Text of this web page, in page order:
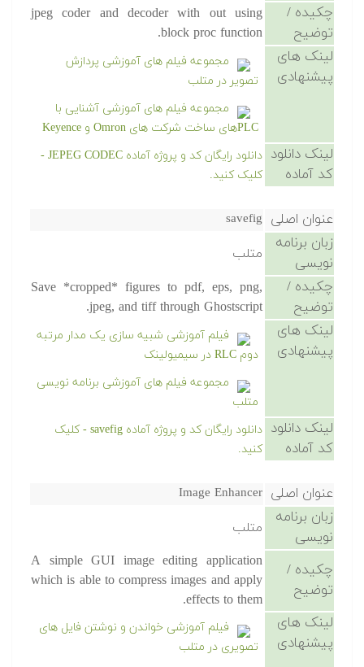
چکیده /
توضیح
jpeg coder and decoder with out using
block proc function.
لینک های
پیشنهادی
مجموعه فیلم های آموزشی پردازش
تصویر در متلب
مجموعه فیلم های آموزشی آشنایی با
PLCهای ساخت شرکت های Omron و Keyence
لینک دانلود
کد آماده
دانلود رایگان کد و پروژه آماده JEPEG CODEC -
کلیک کنید.
عنوان اصلی savefig
زبان برنامه
نویسی
متلب
چکیده /
توضیح
Save *cropped* figures to pdf, eps, png,
jpeg, and tiff through Ghostscript.
لینک های
پیشنهادی
فیلم آموزشی شبیه سازی یک مدار مرتبه
دوم RLC در سیمیولینک
مجموعه فیلم های آموزشی برنامه نویسی
متلب
لینک دانلود
کد آماده
دانلود رایگان کد و پروژه آماده savefig - کلیک
کنید.
عنوان اصلی Image Enhancer
زبان برنامه
نویسی
متلب
چکیده /
توضیح
A simple GUI image editing application
which is able to compress images and apply
effects to them.
لینک های
پیشنهادی
فیلم آموزشی خواندن و نوشتن فایل های
تصویری در متلب